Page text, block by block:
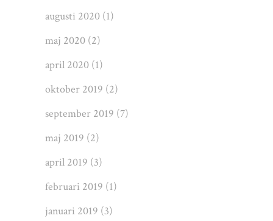
augusti 2020 (1)
maj 2020 (2)
april 2020 (1)
oktober 2019 (2)
september 2019 (7)
maj 2019 (2)
april 2019 (3)
februari 2019 (1)
januari 2019 (3)